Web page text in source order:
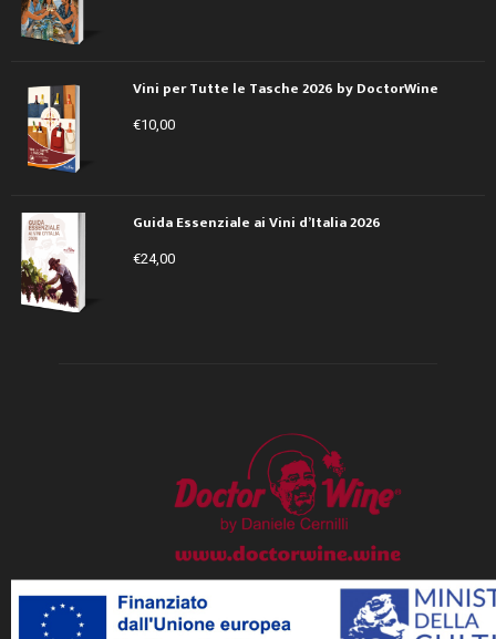
Vini per Tutte le Tasche 2026 by DoctorWine
€10,00
Guida Essenziale ai Vini d’Italia 2026
€24,00